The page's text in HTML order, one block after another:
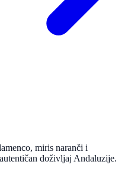
miris naranči i
doživljaj Andaluzije.